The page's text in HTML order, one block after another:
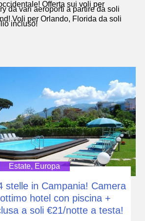
Offerta sui voli per
da vari aeroporti a partire da soli
Voli per Orlando, Florida da soli
incluso!
Estate, Europa
stelle in Campania! Camera
hotel con piscina +
a soli €21/notte a testa!